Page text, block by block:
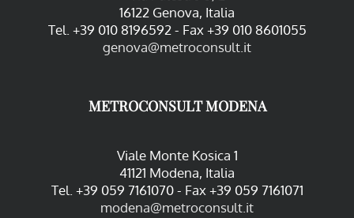
16122 Genova, Italia
Tel. +39 010 8196592 - Fax +39 010 8601055
genova@metroconsult.it
METROCONSULT MODENA
Viale Monte Kosica 1
41121 Modena, Italia
Tel. +39 059 7161070 - Fax +39 059 7161071
modena@metroconsult.it